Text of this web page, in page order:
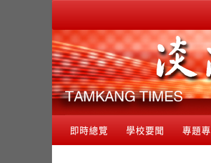
即時總覽 學校要聞 專題